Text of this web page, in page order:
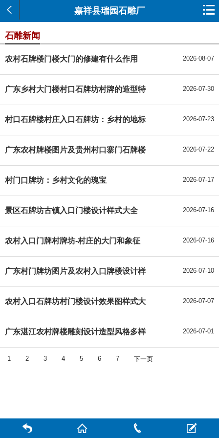
嘉祥县瑞园石雕厂
石雕新闻
农村石牌楼门楼大门的修建有什么作用 2026-08-07
广东乡村大门楼村口石牌坊村牌的造型特 2026-07-30
村口石牌楼村庄入口石牌坊：乡村的地标 2026-07-23
广东农村牌楼图片及贵州村口寨门石牌楼 2026-07-22
村门口牌坊：乡村文化的瑰宝 2026-07-17
景区石牌坊古镇入口门楼设计样式大全 2026-07-16
农村入口门牌村牌坊-村庄的大门和象征 2026-07-16
广东村门牌坊图片及农村入口牌楼设计样 2026-07-10
农村入口石牌坊村门楼设计效果图样式大 2026-07-07
广东湛江农村牌楼雕刻设计造型风格多样 2026-07-01
1 2 3 4 5 6 7 下一页